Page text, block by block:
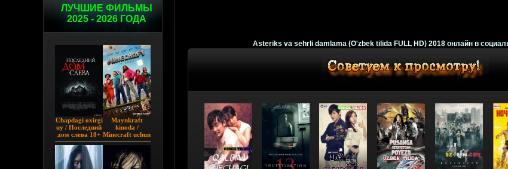
ЛУЧШИЕ ФИЛЬМЫ
2025 - 2026 ГОДА
Chapdagi oxirgi
uy / Последний
дом слева 18+
(2009)
Maynkraft
kinoda /
Minecraft uchun
film / Maygiraft
2025 AQSH
filmi
Asteriks va sehrli damlama (O'zbek tilida FULL HD) 2018 онлайн в